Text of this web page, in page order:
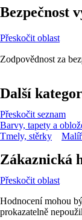
Bezpečnost
Přeskočit oblast
Zodpovědnost za
Další
Přeskočit seznam
Barvy, tapety a
Tmely, stěrky
Zákaznická
Přeskočit oblast
Hodnocení mohou
prokazatelně